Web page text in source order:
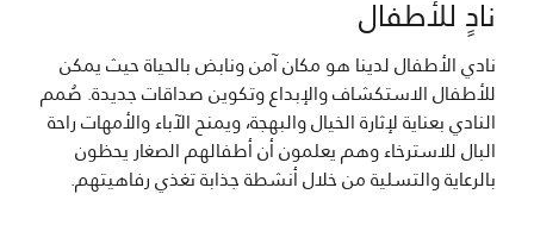
نادٍ للأطفال
نادي الأطفال لدينا هو مكان آمن ونابض بالحياة حيث يمكن
للأطفال الاستكشاف والإبداع وتكوين صداقات جديدة. صُمم
النادي بعناية لإثارة الخيال والبهجة، ويمنح الآباء والأمهات راحة
البال للاسترخاء وهم يعلمون أن أطفالهم الصغار يحظون
بالرعاية والتسلية من خلال أنشطة جذابة تغذي رفاهيتهم.